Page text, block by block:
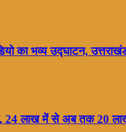
का भव्य उद्घाटन,
24 लाख में से अब तक 20